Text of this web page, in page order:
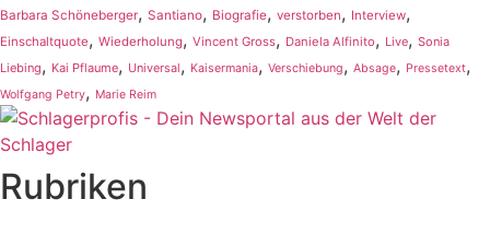
Barbara Schöneberger, Santiano, Biografie, verstorben, Interview,
Einschaltquote, Wiederholung, Vincent Gross, Daniela Alfinito, Live, Sonia
Liebing, Kai Pflaume, Universal, Kaisermania, Verschiebung, Absage, Pressetext,
Wolfgang Petry, Marie Reim
Rubriken